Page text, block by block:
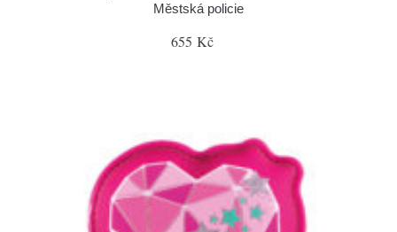
Městská policie
655 Kč